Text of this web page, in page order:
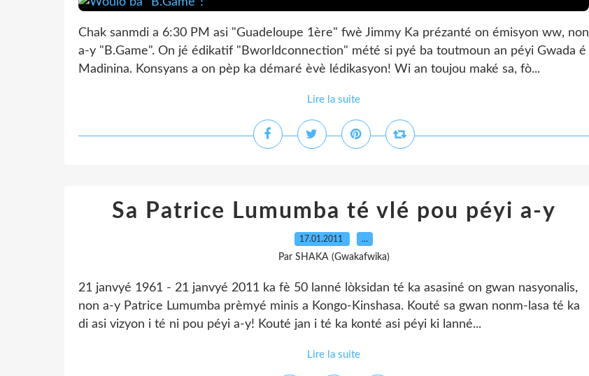
Chak sanmdi a 6:30 PM asi "Guadeloupe 1ère" fwè Jimmy Ka prézanté on émisyon ww, non
a-y "B.Game". On jé édikatif "Bworldconnection" mété si pyé ba toutmoun an péyi Gwada é
Madinina. Konsyans a on pèp ka démaré èvè lédikasyon! Wi an toujou maké sa, fò...
Lire la suite
Sa Patrice Lumumba té vlé pou péyi a-y
17.01.2011 …
Par SHAKA (Gwakafwika)
21 janvyé 1961 - 21 janvyé 2011 ka fè 50 lanné lòksidan té ka asasiné on gwan nasyonalis,
non a-y Patrice Lumumba prèmyé minis a Kongo-Kinshasa. Kouté sa gwan nonm-lasa té ka
di asi vizyon i té ni pou péyi a-y! Kouté jan i té ka konté asi péyi ki lanné...
Lire la suite